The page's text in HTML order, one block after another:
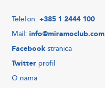
Telefon: +385 1 2444 100
Mail: info@miramoclub.com
Facebook stranica
Twitter profil
O nama